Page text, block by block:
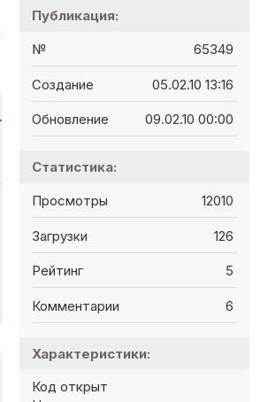
Публикация:
№ 65349
Создание 05.02.10 13:16
Обновление 09.02.10 00:00
Статистика:
Просмотры 12010
Загрузки 126
Рейтинг 5
Комментарии 6
Характеристики:
Код открыт